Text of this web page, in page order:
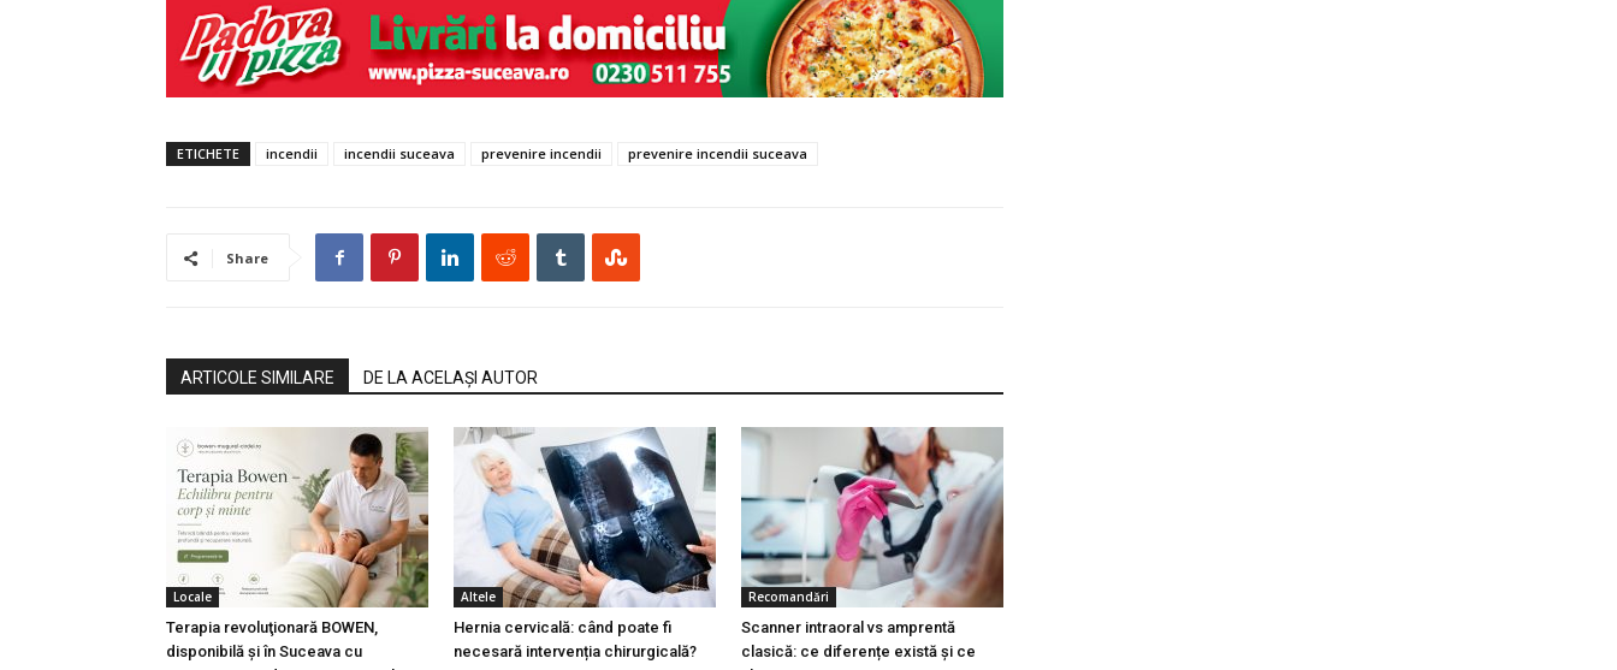
ETICHETE incendii incendii suceava prevenire incendii prevenire incendii suceava
Share
ARTICOLE SIMILARE DE LA ACELAȘI AUTOR
Locale
Terapia revoluţionară BOWEN,
disponibilă şi în Suceava cu
Altele
Hernia cervicală: când poate fi
necesară intervenția chirurgicală?
Recomandări
Scanner intraoral vs amprentă
clasică: ce diferențe există și ce